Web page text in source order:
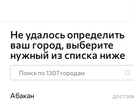
Главная Каталог Браслеты
Браслет, золото,
02849-1
Артикул:
Не удалось определить
ваш город, выберите
нужный из списка ниже
Абакан